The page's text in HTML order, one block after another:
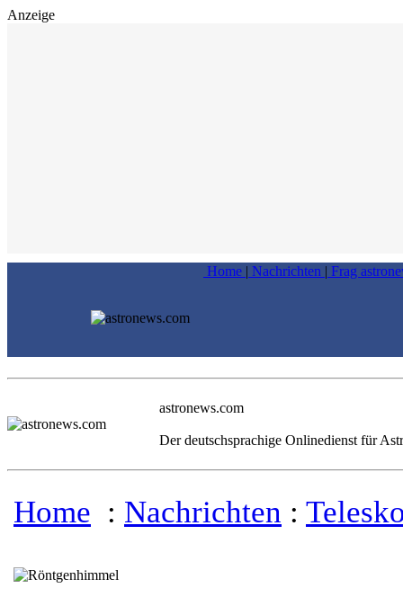
Anzeige
Home | Nachrichten | Frag
astronews.com
Der deutschsprachige Onlinedienst für
Home : Nachrichten :